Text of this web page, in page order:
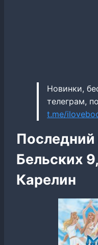
Новинки,
телеграм,
t.me/
Последний
Бельских
Карелин